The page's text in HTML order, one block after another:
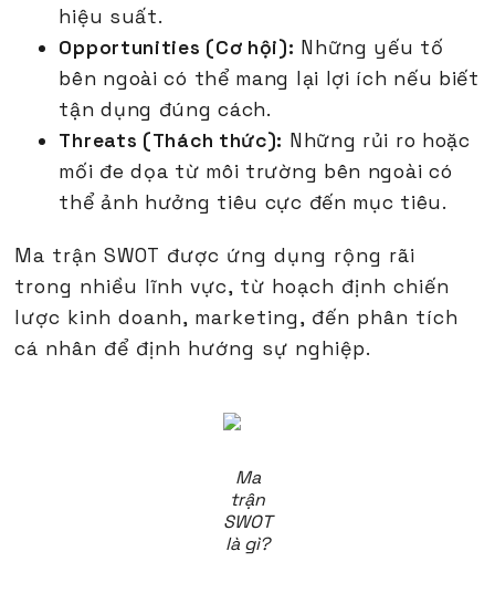
hiệu suất.
Opportunities (Cơ hội): Những yếu tố
bên ngoài có thể mang lại lợi ích nếu biết
tận dụng đúng cách.
Threats (Thách thức): Những rủi ro hoặc
mối đe dọa từ môi trường bên ngoài có
thể ảnh hưởng tiêu cực đến mục tiêu.
Ma trận SWOT được ứng dụng rộng rãi
trong nhiều lĩnh vực, từ hoạch định chiến
lược kinh doanh, marketing, đến phân tích
cá nhân để định hướng sự nghiệp.
Ma
trận
SWOT
là gì?